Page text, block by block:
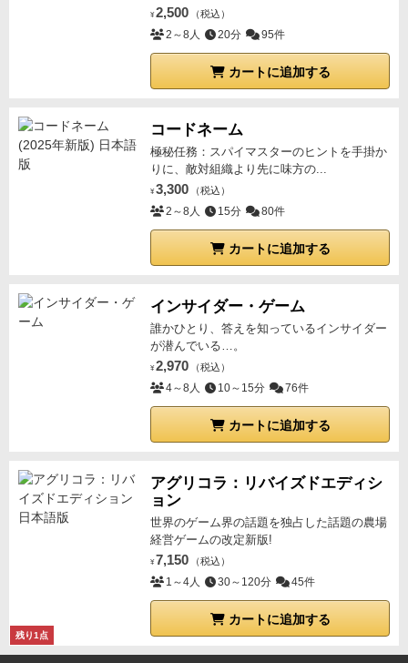
¥ 2,500 （税込）
2～8人 20分 95件
カートに追加する
コードネーム
極秘任務：スパイマスターのヒントを手掛か
りに、敵対組織より先に味方の...
¥ 3,300 （税込）
2～8人 15分 80件
カートに追加する
インサイダー・ゲーム
誰かひとり、答えを知っているインサイダー
が潜んでいる…。
¥ 2,970 （税込）
4～8人 10～15分 76件
カートに追加する
残り1点
アグリコラ：リバイズドエディシ
ョン
世界のゲーム界の話題を独占した話題の農場
経営ゲームの改定新版!
¥ 7,150 （税込）
1～4人 30～120分 45件
カートに追加する